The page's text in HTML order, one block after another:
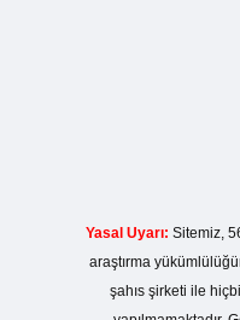
Yasal Uyarı: Sitemiz,
araştırma
şahıs şirketi ile